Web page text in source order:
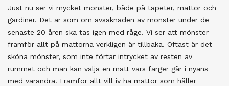
Just nu ser vi mycket mönster, både på tapeter, mattor och
gardiner. Det är som om avsaknaden av mönster under de
senaste 20 åren ska tas igen med råge. Vi ser att mönster
framför allt på mattorna verkligen är tillbaka. Oftast är det
sköna mönster, som inte förtar intrycket av resten av
rummet och man kan välja en matt vars färger går i nyans
med varandra. Framför allt vill iv ha mattor som håller